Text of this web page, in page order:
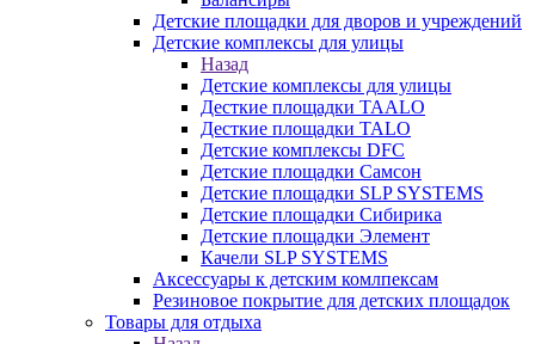
Детские площадки для дворов и учреждений
Детские комплексы для улицы
Назад
Детские комплексы для улицы
Десткие площадки TAALO
Десткие площадки TALO
Детские комплексы DFC
Детские площадки Самсон
Детские площадки SLP SYSTEMS
Детские площадки Сибирика
Детские площадки Элемент
Качели SLP SYSTEMS
Аксессуары к детским комлпексам
Резиновое покрытие для детских площадок
Товары для отдыха